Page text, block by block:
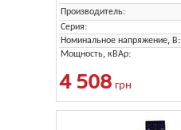
Производитель:
Серия:
Номинальное напряжение, В:
Мощность, кВАр:
4 508 грн